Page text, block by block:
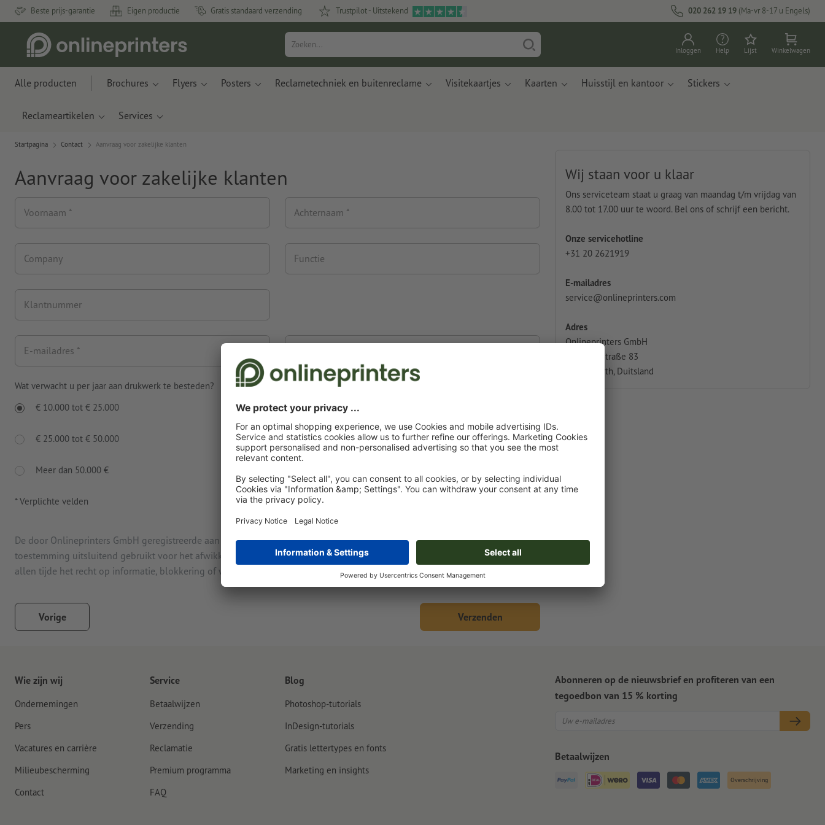
Beste prijs-garantie Eigen productie Gratis standaard verzending Trustpilot - Uitstekend 020 262 19 19 (Ma-vr 8-17 u Engels)
Inloggen Help Lijst Winkelwagen
Alle producten Brochures Flyers Posters Reclametechniek en buitenreclame Visitekaartjes Kaarten Huisstijl en kantoor Stickers
Reclameartikelen Services
Startpagina Contact Aanvraag voor zakelijke klanten
Aanvraag voor zakelijke klanten
Voornaam * Achternaam *
Company Functie
Klantnummer
E-mailadres *
Wat verwacht u per jaar aan drukwerk te besteden?
€ 10.000 tot € 25.000
€ 25.000 tot € 50.000
Meer dan 50.000 €
* Verplichte velden
De door Onlineprinters GmbH geregistreerde aan personen gerelateerde gegevens en uw e-mailadres worden zonder uw
toestemming uitsluitend gebruikt voor het afwikkelen van de overeenkomst en de behandeling van uw aanvragen. U heeft te
allen tijde het recht op informatie, blokkering of wissen van deze gegevens. Meer informatie vindt u onder
Privacy beleid
Vorige Verzenden
Wij staan voor u klaar
Ons serviceteam staat u graag van maandag t/m vrijdag van
8.00 tot 17.00 uur te woord. Bel ons of schrijf een bericht.
Onze servicehotline
+31 20 2621919
E-mailadres
service@onlineprinters.com
Adres
Onlineprinters GmbH
Dr.-Mack-Straße 83
90762 Fürth, Duitsland
Wie zijn wij
Ondernemingen
Pers
Vacatures en carrière
Milieubescherming
Contact
Service
Betaalwijzen
Verzending
Reclamatie
Premium programma
FAQ
Blog
Photoshop-tutorials
InDesign-tutorials
Gratis lettertypes en fonts
Marketing en insights
Abonneren op de nieuwsbrief en profiteren van een
tegoedbon van 15 % korting
Betaalwijzen
Overschrijving